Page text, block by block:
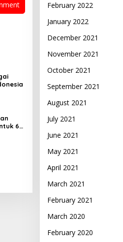
67
February 2022
January 2022
December 2021
November 2021
October 2021
September 2021
August 2021
July 2021
June 2021
May 2021
April 2021
March 2021
February 2021
March 2020
February 2020